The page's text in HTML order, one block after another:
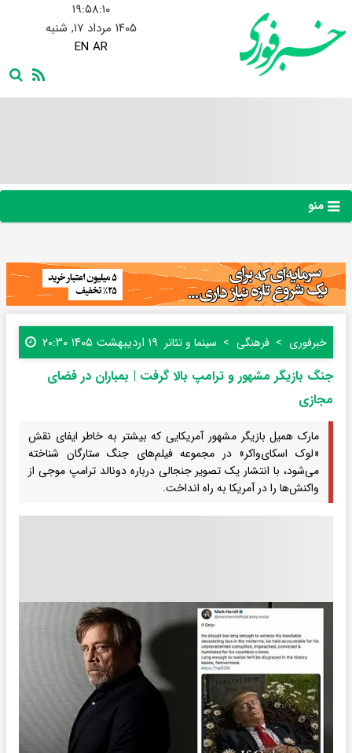
۱۹:۵۸:۱۰
۱۴۰۵ مرداد ۱۷, شنبه
EN AR
منو
خبرفوری فرهنگی سینما و تئاتر ۱۹ اردیبهشت ۱۴۰۵ ۲۰:۳۰
جنگ بازیگر مشهور و ترامپ بالا گرفت | بمباران در فضای
مجازی
مارک همیل بازیگر مشهور آمریکایی که بیشتر به خاطر ایفای نقش
«لوک اسکای‌واکر» در مجموعه فیلم‌های جنگ ستارگان شناخته
می‌شود، با انتشار یک تصویر جنجالی درباره دونالد ترامپ موجی از
واکنش‌ها را در آمریکا به راه انداخت.